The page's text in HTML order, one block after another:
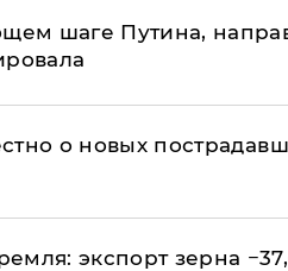
шаге Путина,
о новых
экспорт зерна